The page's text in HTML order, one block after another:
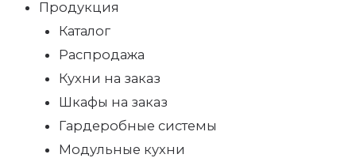
Продукция
Каталог
Распродажа
Кухни на заказ
Шкафы на заказ
Гардеробные системы
Модульные кухни